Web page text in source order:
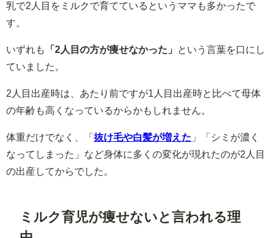
乳で2人目をミルクで育てているというママも多かったで
す。
いずれも 「2人目の方が痩せなかった」
という言葉を口にし
ていました。
2人目出産時は、あたり前ですが1人目出産時と比べて母体
の年齢も高くなっているからかもしれません。
体重だけでなく、「 抜け毛や白髪が増えた 」「シミが濃く
なってしまった」など身体に多くの変化が現れたのが2人目
の出産してからでした。
ミルク育児が痩せないと言われる理